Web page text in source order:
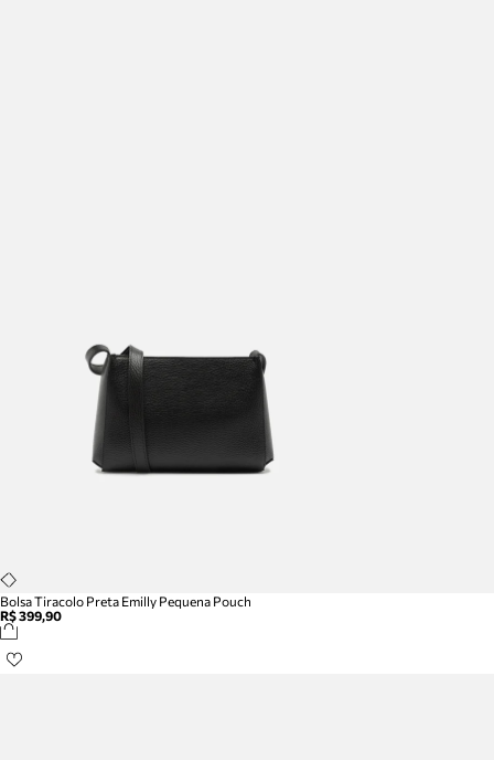
Bolsa Tiracolo Preta Emilly Pequena Pouch
R$ 399,90